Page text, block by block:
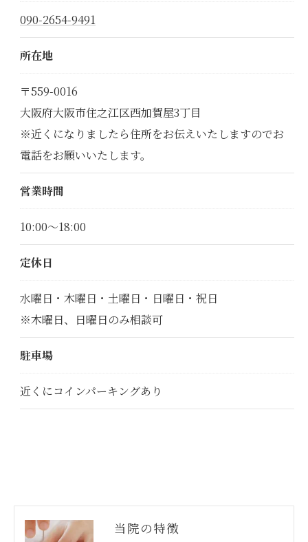
090-2654-9491
所在地
〒559-0016
大阪府大阪市住之江区西加賀屋3丁目
※近くになりましたら住所をお伝えいたしますのでお
電話をお願いいたします。
営業時間
10:00～18:00
定休日
水曜日・木曜日・土曜日・日曜日・祝日
※木曜日、日曜日のみ相談可
駐車場
近くにコインパーキングあり
当院の特徴